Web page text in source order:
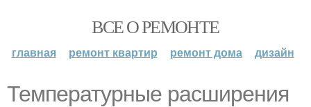
ВСЕ О РЕМОНТЕ
главная ремонт квартир ремонт дома дизайн
Температурные расширения